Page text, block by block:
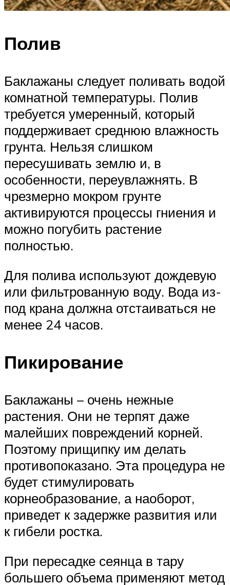
Полив
Баклажаны следует поливать водой
комнатной температуры. Полив
требуется умеренный, который
поддерживает среднюю влажность
грунта. Нельзя слишком
пересушивать землю и, в
особенности, переувлажнять. В
чрезмерно мокром грунте
активируются процессы гниения и
можно погубить растение
полностью.
Для полива используют дождевую
или фильтрованную воду. Вода из-
под крана должна отстаиваться не
менее 24 часов.
Пикирование
Баклажаны – очень нежные
растения. Они не терпят даже
малейших повреждений корней.
Поэтому прищипку им делать
противопоказано. Эта процедура не
будет стимулировать
корнеобразование, а наоборот,
приведет к задержке развития или
к гибели ростка.
При пересадке сеянца в тару
большего объема применяют метод